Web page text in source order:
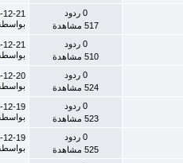
0 ردود
517 مشاهدة
@ 06:27:14
0 ردود
510 مشاهدة
@ 05:22:38
0 ردود
524 مشاهدة
@ 22:35:09
0 ردود
523 مشاهدة
@ 07:14:54
0 ردود
525 مشاهدة
@ 06:48:50